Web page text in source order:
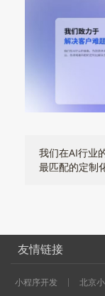
我们在AI行业
最匹配的定制
友情链接
小程序开发 北京